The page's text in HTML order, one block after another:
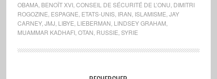
OBAMA, BENOÎT XVI, CONSEIL DE SÉCURITÉ DE L’ONU DIMITRI
ROGOZINE ESPAGNE ETATS-UNIS, IRAN ISLAMISME JAY
CARNEY, JMJ LIBYE LIEBERMAN LINDSEY GRAHAM
MUAMMAR KADHAFI, OTAN RUSSIE SYRIE